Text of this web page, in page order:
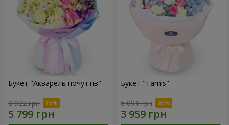
Букет "Акварель почуттів"
8 922 грн
Букет "Tarnis"
6 091 грн